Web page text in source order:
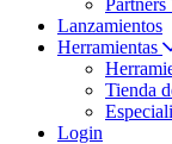
Partners
Lanzamientos
Herramientas
Tienda
Login